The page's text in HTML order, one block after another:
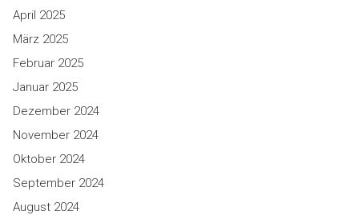
April 2025
März 2025
Februar 2025
Januar 2025
Dezember 2024
November 2024
Oktober 2024
September 2024
August 2024